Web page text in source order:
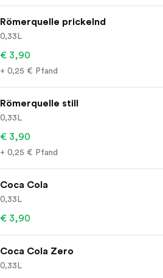
Römerquelle prickelnd
0,33L
€ 3,90
+ 0,25 € Pfand
Römerquelle still
0,33L
€ 3,90
+ 0,25 € Pfand
Coca Cola
0,33L
€ 3,90
Coca Cola Zero
0,33L